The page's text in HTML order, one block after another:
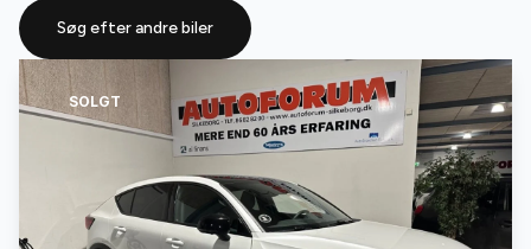
SOLGT
Søg efter andre biler